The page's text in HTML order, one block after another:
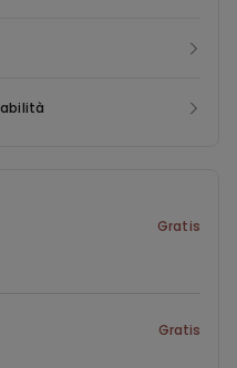
Gratis
Gratis